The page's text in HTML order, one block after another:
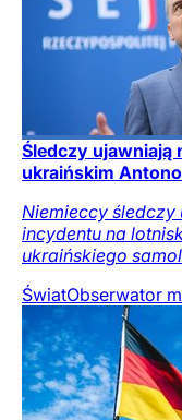
Śledczy ujawniają
ukraińskim
Niemieccy
incydentu na
ukraińskiego
ŚwiatObserwator